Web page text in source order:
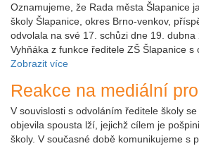
Oznamujeme, že Rada města Šlapanice
školy Šlapanice, okres Brno-venkov,
odvolala na své 17. schůzi dne 19. dubna
Vyhňáka z funkce ředitele ZŠ Šlapanice s
Zobrazit více
Reakce na mediální
V souvislosti s odvoláním ředitele školy
objevila spousta lží, jejichž cílem je
školy. V současné době komunikujeme s